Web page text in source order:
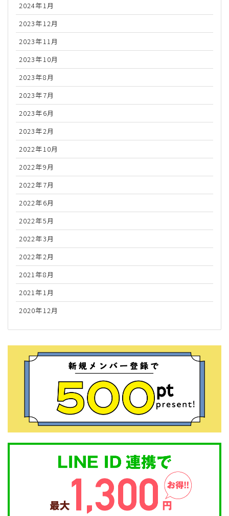
2024年1月
2023年12月
2023年11月
2023年10月
2023年8月
2023年7月
2023年6月
2023年2月
2022年10月
2022年9月
2022年7月
2022年6月
2022年5月
2022年3月
2022年2月
2021年8月
2021年1月
2020年12月